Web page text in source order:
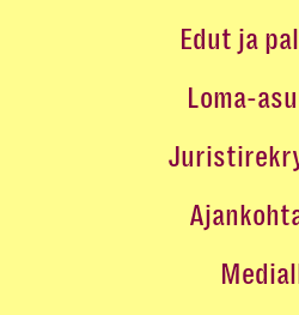
Edut ja
Loma-